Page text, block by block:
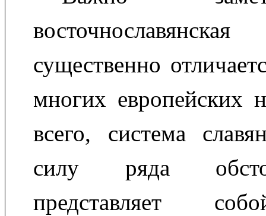
существенно
многих европейских
всего, система
силу ряда
представляет